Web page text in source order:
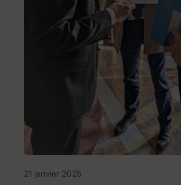
21 janvier 2025